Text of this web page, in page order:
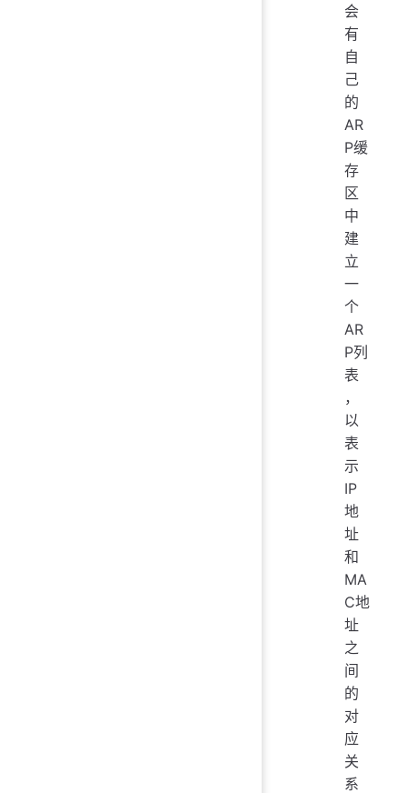
会
有
自
己
的
AR
P缓
存
区
中
建
立
一
个
AR
P列
表
，
以
表
示
IP
地
址
和
MA
C地
址
之
间
的
对
应
关
系